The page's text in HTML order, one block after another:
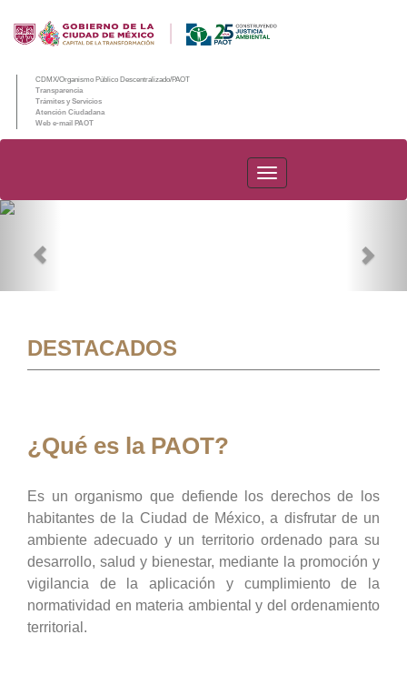
CDMX/Organismo Público Descentralizado/PAOT
Transparencia
Trámites y Servicios
Atención Ciudadana
Web e-mail PAOT
PAOT
DESTACADOS
¿Qué es la PAOT?
Es un organismo que defiende los derechos de los
habitantes de la Ciudad de México, a disfrutar de un
ambiente adecuado y un territorio ordenado para su
desarrollo, salud y bienestar, mediante la promoción y
vigilancia de la aplicación y cumplimiento de la
normatividad en materia ambiental y del ordenamiento
territorial.